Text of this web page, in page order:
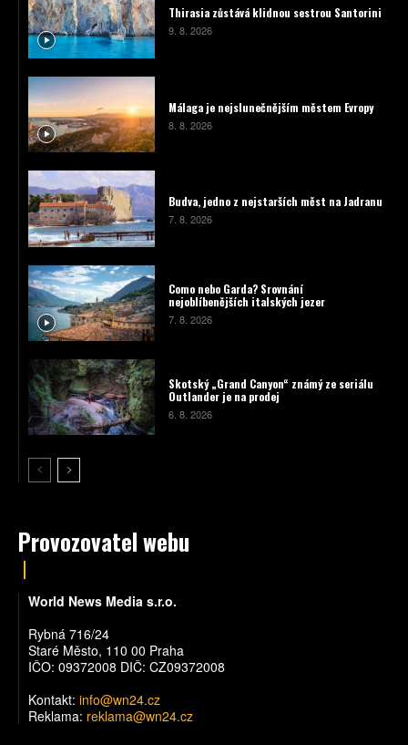
Thirasia zůstává klidnou sestrou Santorini
9. 8. 2026
Málaga je nejslunečnějším městem Evropy
8. 8. 2026
Budva, jedno z nejstarších měst na Jadranu
7. 8. 2026
Como nebo Garda? Srovnání
nejoblíbenějších italských jezer
7. 8. 2026
Skotský „Grand Canyon“ známý ze seriálu
Outlander je na prodej
6. 8. 2026
Provozovatel webu
World News Media s.r.o.
Rybná 716/24
Staré Město, 110 00 Praha
IČO: 09372008 DIČ: CZ09372008
Kontakt: info@wn24.cz
Reklama: reklama@wn24.cz